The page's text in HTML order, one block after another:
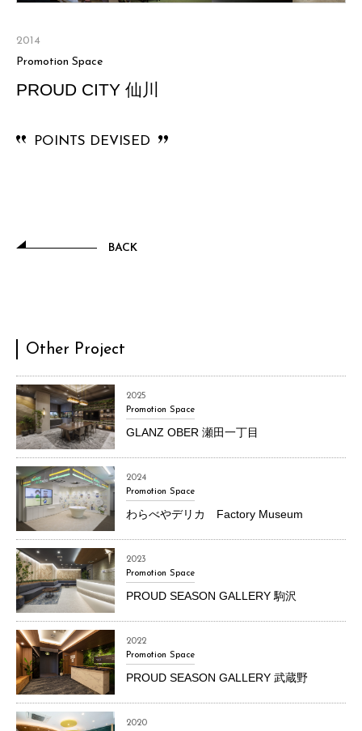
2014
Promotion Space
PROUD CITY 仙川
POINTS DEVISED
BACK
Other Project
2025
Promotion Space
GLANZ OBER 瀬田一丁目
2024
Promotion Space
わらべやデリカ Factory Museum
2023
Promotion Space
PROUD SEASON GALLERY 駒沢
2022
Promotion Space
PROUD SEASON GALLERY 武蔵野
2020